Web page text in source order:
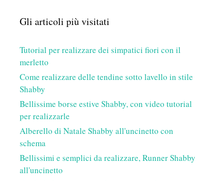
Gli articoli più visitati
Tutorial per realizzare dei simpatici fiori con il
merletto
Come realizzare delle tendine sotto lavello in stile
Shabby
Bellissime borse estive Shabby, con video tutorial
per realizzarle
Alberello di Natale Shabby all'uncinetto con
schema
Bellissimi e semplici da realizzare, Runner Shabby
all'uncinetto